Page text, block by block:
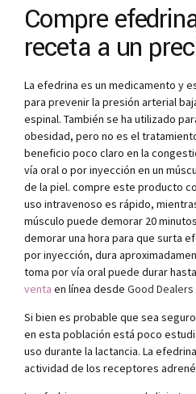
Compre
receta a un
La efedrina es un medicamento y
para prevenir la presión arterial
espinal. También se ha utilizado
obesidad, pero no es el
beneficio poco claro en la
vía oral o por inyección en un
de la piel. compre este producto
uso intravenoso es rápido,
músculo puede demorar 20
demorar una hora para que surta
por inyección, dura
toma por vía oral puede durar
venta en línea desde Good Dealers
Si bien es probable que sea
en esta población está poco
uso durante la lactancia. La
actividad de los receptores